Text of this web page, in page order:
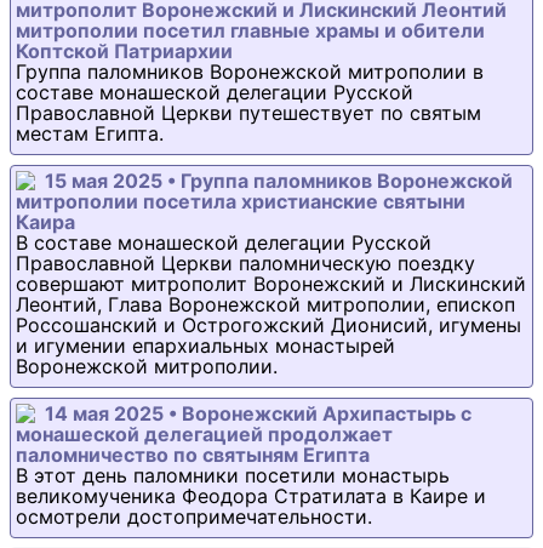
митрополит Воронежский и Лискинский Леонтий
митрополии посетил главные храмы и обители
Коптской Патриархии
Группа паломников Воронежской митрополии в
составе монашеской делегации Русской
Православной Церкви путешествует по святым
местам Египта.
15 мая 2025 • Группа паломников Воронежской
митрополии посетила христианские святыни
Каира
В составе монашеской делегации Русской
Православной Церкви паломническую поездку
совершают митрополит Воронежский и Лискинский
Леонтий, Глава Воронежской митрополии, епископ
Россошанский и Острогожский Дионисий, игумены
и игумении епархиальных монастырей
Воронежской митрополии.
14 мая 2025 • Воронежский Архипастырь с
монашеской делегацией продолжает
паломничество по святыням Египта
В этот день паломники посетили монастырь
великомученика Феодора Стратилата в Каире и
осмотрели достопримечательности.